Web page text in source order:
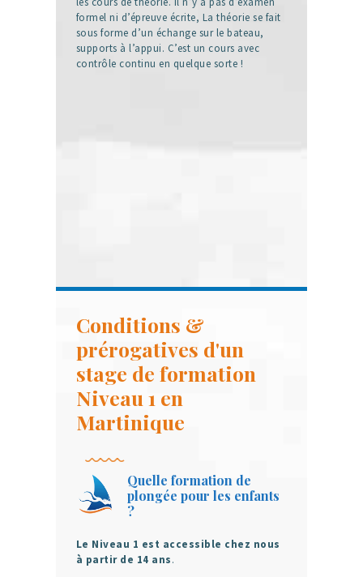
formel ni d’épreuve écrite, La théorie se fait
sous forme d’un échange sur le bateau,
supports à l’appui. C’est un cours avec
contrôle continu en quelque sorte !
Conditions &
prérogatives d'un
stage de formation
Niveau 1 en
Martinique
Quelle formation de
plongée pour les enfants
?
Le Niveau 1 est accessible chez nous
à partir de 14 ans.